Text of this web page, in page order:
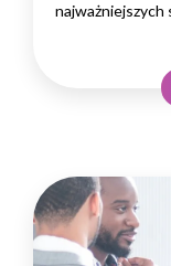
najważniejszych
rozwijanie